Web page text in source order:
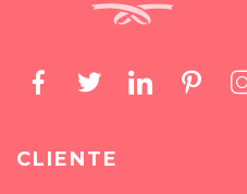
CLIENTE